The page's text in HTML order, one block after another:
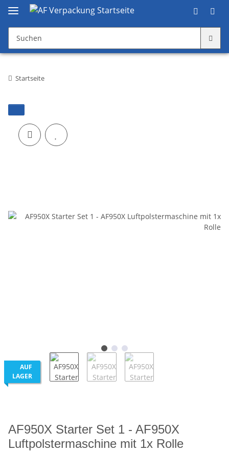
Startseite
AUF
LAGER
AF950X Starter Set 1 - AF950X
Luftpolstermaschine mit 1x Rolle